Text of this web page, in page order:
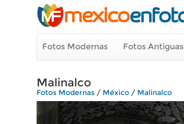
Fotos Modernas Fotos Antiguas
Malinalco
Fotos Modernas / México / Malinalco